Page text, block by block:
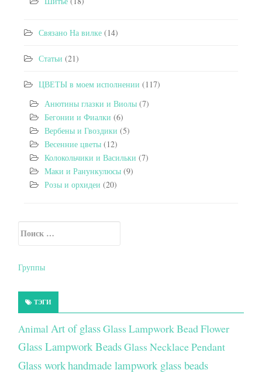
Связано На вилке (14)
Статьи (21)
ЦВЕТЫ в моем исполнении (117)
Анютины глазки и Виолы (7)
Бегонии и Фиалки (6)
Вербены и Гвоздики (5)
Весенние цветы (12)
Колокольчики и Васильки (7)
Маки и Ранункулюсы (9)
Розы и орхидеи (20)
Secondary Sidebar
Искать:
Группы
ТЭГИ
Animal Art of glassGlass Lampwork Bead Flower
Glass Lampwork BeadsGlass Necklace Pendant
Glass workhandmade lampwork glass beads